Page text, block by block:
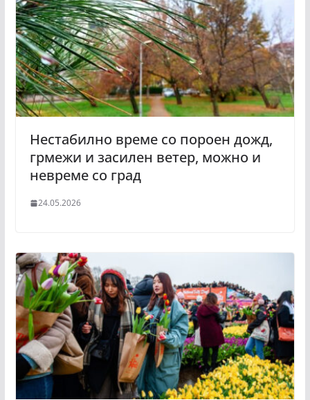
Нестабилно време со пороен дожд,
грмежи и засилен ветер, можно и
невреме со град
24.05.2026